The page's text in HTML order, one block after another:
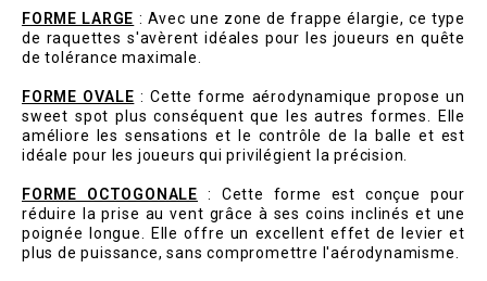
FORME LARGE : Avec une zone de frappe élargie, ce type
de raquettes s'avèrent idéales pour les joueurs en quête
de tolérance maximale.
FORME OVALE : Cette forme aérodynamique propose un
sweet spot plus conséquent que les autres formes. Elle
améliore les sensations et le contrôle de la balle et est
idéale pour les joueurs qui privilégient la précision.
FORME OCTOGONALE : Cette forme est conçue pour
réduire la prise au vent grâce à ses coins inclinés et une
poignée longue. Elle offre un excellent effet de levier et
plus de puissance, sans compromettre l'aérodynamisme.